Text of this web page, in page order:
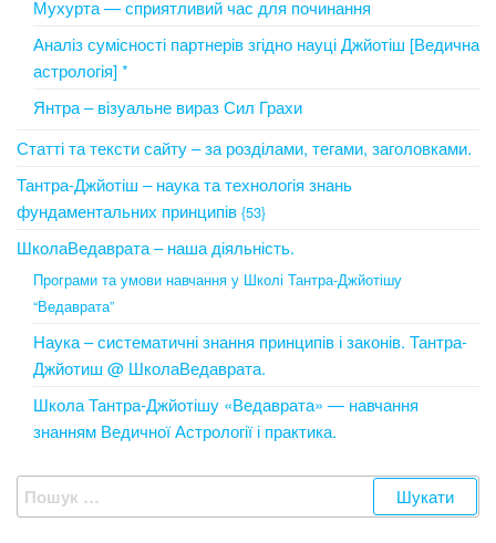
Мухурта — сприятливий час для починання
Аналіз сумісності партнерів згідно науці Джйотіш [Ведична
астрологія] *
Янтра – візуальне вираз Сил Грахи
Статті та тексти сайту – за розділами, тегами, заголовками.
Тантра-Джйотіш – наука та технологія знань
фундаментальних принципів {53}
ШколаВедаврата – наша діяльність.
Програми та умови навчання у Школі Тантра-Джйотішу
“Ведаврата”
Наука – систематичні знання принципів і законів. Тантра-
Джйотиш @ ШколаВедаврата.
Школа Тантра-Джйотішу «Ведаврата» — навчання
знанням Ведичної Астрології і практика.
Пошук: